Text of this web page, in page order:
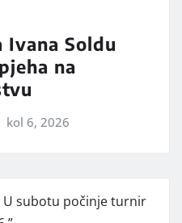
Ivana Soldu
na
kol 6, 2026